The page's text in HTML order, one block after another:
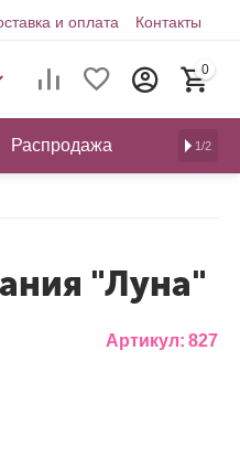
и оплата Контакты
0
Распродажа 1/2
"Луна"
Артикул: 827